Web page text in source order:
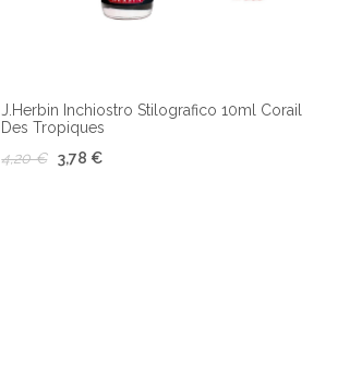
J.Herbin Inchiostro Stilografico 10ml Corail
Des Tropiques
4,20 €
3,78 €